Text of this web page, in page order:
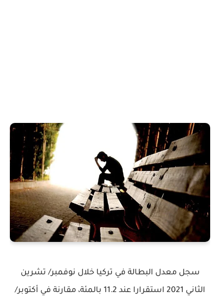
سجل معدل البطالة في تركيا خلال نوفمبر/ تشرين
الثاني 2021 استقرارا عند 11.2 بالمئة، مقارنة في أكتوبر/